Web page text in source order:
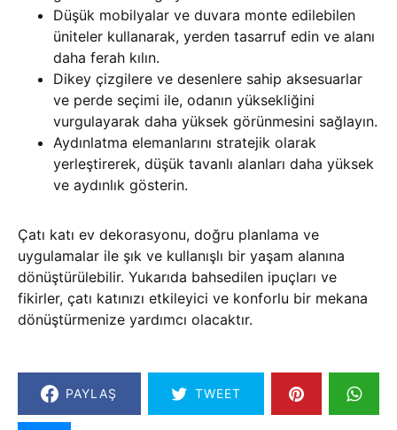
Düşük mobilyalar ve duvara monte edilebilen
üniteler kullanarak, yerden tasarruf edin ve alanı
daha ferah kılın.
Dikey çizgilere ve desenlere sahip aksesuarlar
ve perde seçimi ile, odanın yüksekliğini
vurgulayarak daha yüksek görünmesini sağlayın.
Aydınlatma elemanlarını stratejik olarak
yerleştirerek, düşük tavanlı alanları daha yüksek
ve aydınlık gösterin.
Çatı katı ev dekorasyonu, doğru planlama ve
uygulamalar ile şık ve kullanışlı bir yaşam alanına
dönüştürülebilir. Yukarıda bahsedilen ipuçları ve
fikirler, çatı katınızı etkileyici ve konforlu bir mekana
dönüştürmenize yardımcı olacaktır.
PAYLAŞ TWEET